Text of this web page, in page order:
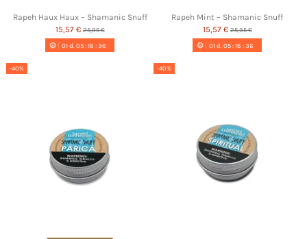
Rapeh Haux Haux – Shamanic Snuff
15,57 € 25,95 €
01d. 05:16 :35
Rapeh Mint – Shamanic Snuff
15,57 € 25,95 €
01d. 05:16 :35
-40% -40%